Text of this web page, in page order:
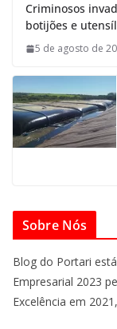
Criminosos
botijões e
5 de agosto de
Sobre Nós
Blog do Portari
Empresarial 2023
Excelência em